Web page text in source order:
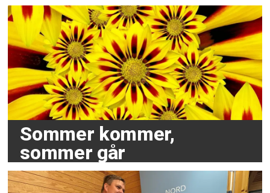
Sommer kommer,
sommer går